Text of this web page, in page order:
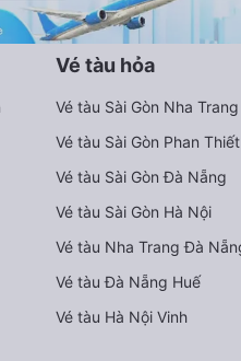
Vé tàu hỏa
Vé tàu Sài Gòn Nha Trang
Vé tàu Sài Gòn Phan Thiết
Vé tàu Sài Gòn Đà Nẵng
Vé tàu Sài Gòn Hà Nội
Vé tàu Nha Trang Đà
Vé tàu Đà Nẵng Huế
Vé tàu Hà Nội Vinh